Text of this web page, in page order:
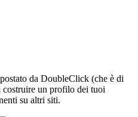
da DoubleClick (che è di
un profilo dei tuoi
su altri siti.